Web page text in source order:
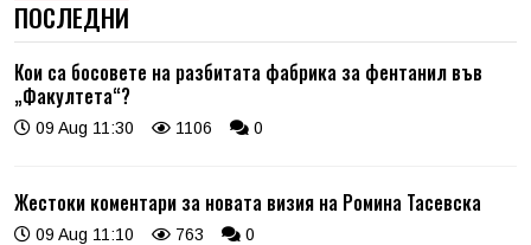
ПОСЛЕДНИ
Кои са босовете на разбитата фабрика за фентанил във
„Факултета“?
09 Aug 11:30 1106 0
Жестоки коментари за новата визия на Ромина Тасевска
09 Aug 11:10 763 0